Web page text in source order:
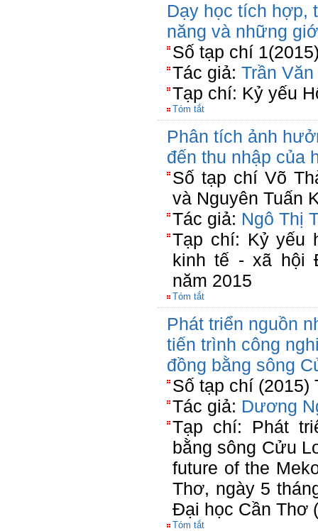
Dạy học tích hợp,
năng và những
Số tạp chí
Tác giả: Trần
Tạp chí: Kỷ yếu
Tóm tắt
Phân tích ảnh
đến thu nhập của
Số tạp chí Võ
và Nguyên Tuấn
Tác giả: Ngô Thị
Tạp chí: Kỷ yếu
kinh tế - xã hội
năm 2015
Tóm tắt
Phát triển nguồn
tiến trình công
đồng bằng sông
Số tạp chí (2015)
Tác giả: Dương
Tạp chí: Phát
bằng sông Cửu
future of the
Thơ, ngày 5
Đại học Cần Thơ
Tóm tắt